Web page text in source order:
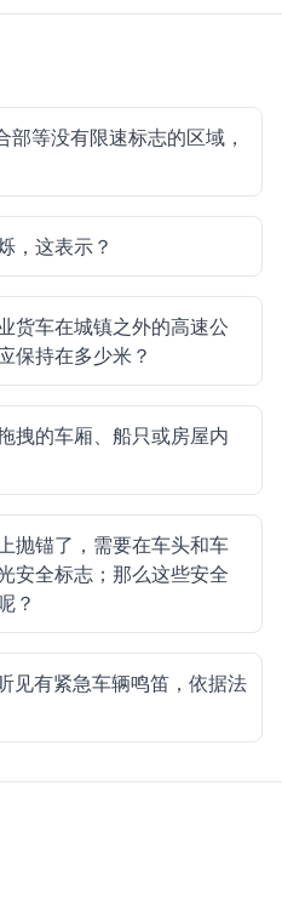
等没有限速标志的区域，
，这表示？
货车在城镇之外的高速公
保持在多少米？
拽的车厢、船只或房屋内
抛锚了，需要在车头和车
安全标志；那么这些安全
？
见有紧急车辆鸣笛，依据法